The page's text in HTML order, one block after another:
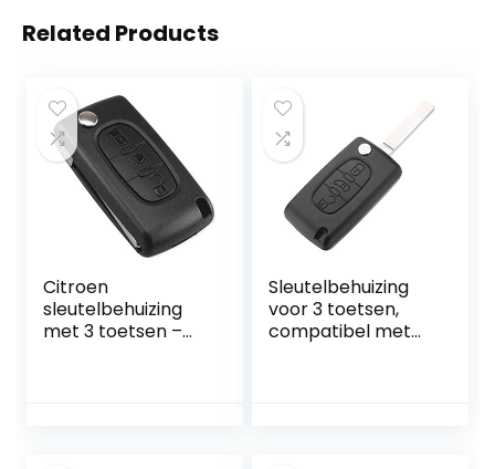
Related Products
Citroen
sleutelbehuizing
met 3 toetsen –
Sleutelbehuizing
voor 3 toetsen,
compatibel met